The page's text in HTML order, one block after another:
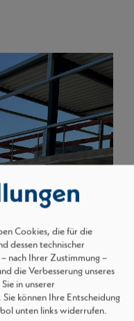
Cookies, die für die
dessen technischer
nach Ihrer Zustimmung –
die Verbesserung unseres
in unserer
können Ihre Entscheidung
unten links widerrufen.